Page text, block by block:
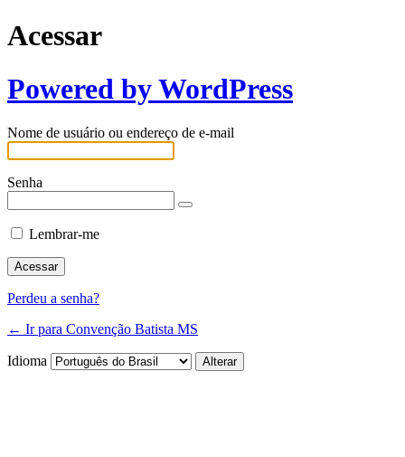
Acessar
Powered by WordPress
Nome de usuário ou endereço de e-mail
Senha
Lembrar-me
Perdeu a senha?
← Ir para Convenção Batista MS
Idioma